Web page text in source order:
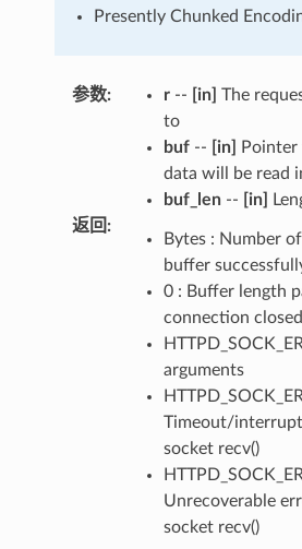
Presently Chunked
参数: r-- [in] The
to
buf-- [in]
data will be read
buf_len-- [in]
返回 :
Bytes : Number
buffer
0 : Buffer length
connection
arguments
Timeout/
socket recv()
Unrecoverable
socket recv()